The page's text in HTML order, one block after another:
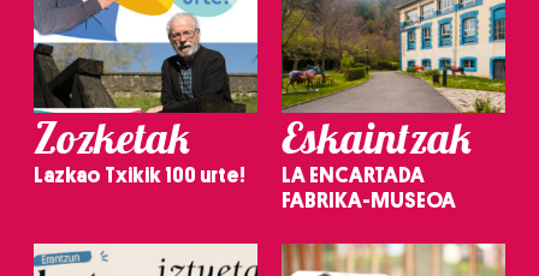
Zozketak
Lazkao Txikik 100 urte!
Eskaintzak
LA ENCARTADA
FABRIKA-MUSEOA